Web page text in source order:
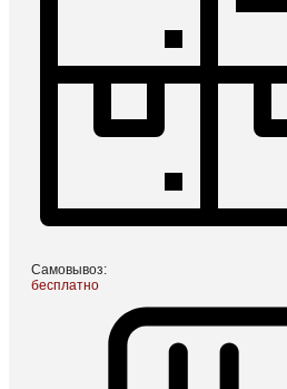
Самовывоз:
бесплатно